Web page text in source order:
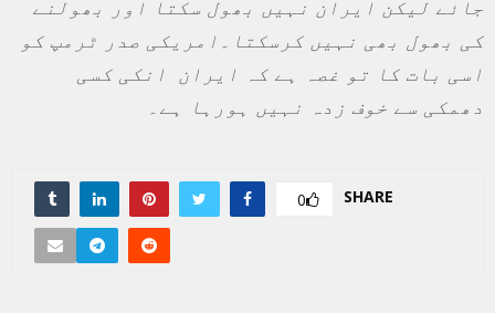
جائے لیکن ایران نہیں بھول سکتا اور بھولنے
کی بھول بھی نہیں کرسکتا۔امریکی صدر ٹرمپ کو
اسی بات کا تو غصہ ہے کہ ایران انکی کسی
دھمکی سے خوف زدہ نہیں ہورہا ہے۔
SHARE
0